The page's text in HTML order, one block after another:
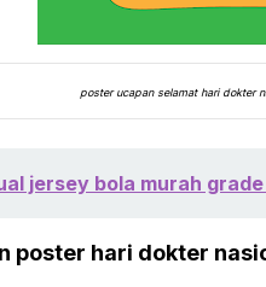
poster ucapan selamat hari dokter
jersey bola murah
poster hari dokter